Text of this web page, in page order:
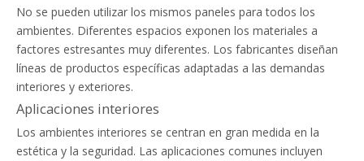
No se pueden utilizar los mismos paneles para todos los
ambientes. Diferentes espacios exponen los materiales a
factores estresantes muy diferentes. Los fabricantes diseñan
líneas de productos específicas adaptadas a las demandas
interiores y exteriores.
Aplicaciones interiores
Los ambientes interiores se centran en gran medida en la
estética y la seguridad. Las aplicaciones comunes incluyen